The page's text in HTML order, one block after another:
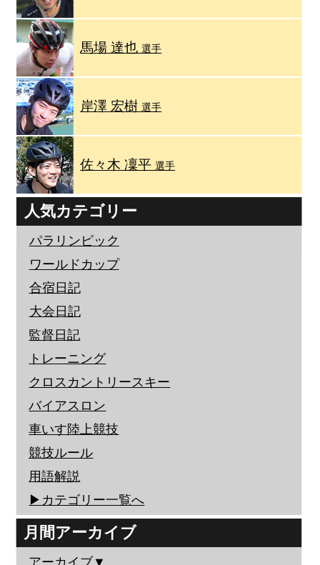
馬場 達也選手
岸澤 宏樹選手
佐々木 凜平選手
人気カテゴリー
パラリンピック
ワールドカップ
合宿日記
大会日記
監督日記
トレーニング
クロスカントリースキー
バイアスロン
車いす陸上競技
競技ルール
用語解説
▶︎カテゴリー一覧へ
月間アーカイブ
アーカイブ▼